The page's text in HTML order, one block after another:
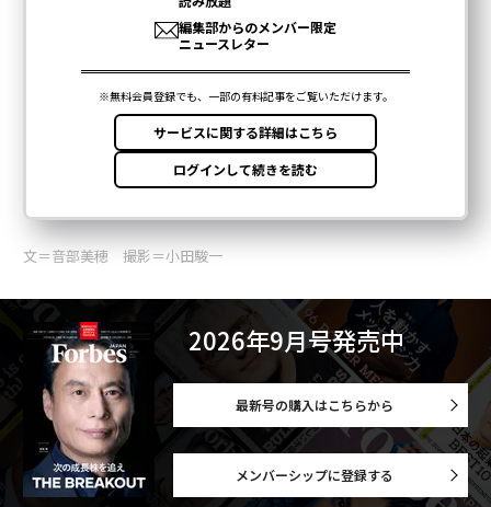
文＝音部美穂 撮影＝小田駿一
2026年9月号発売中
最新号の購入はこちらから
メンバーシップに登録する